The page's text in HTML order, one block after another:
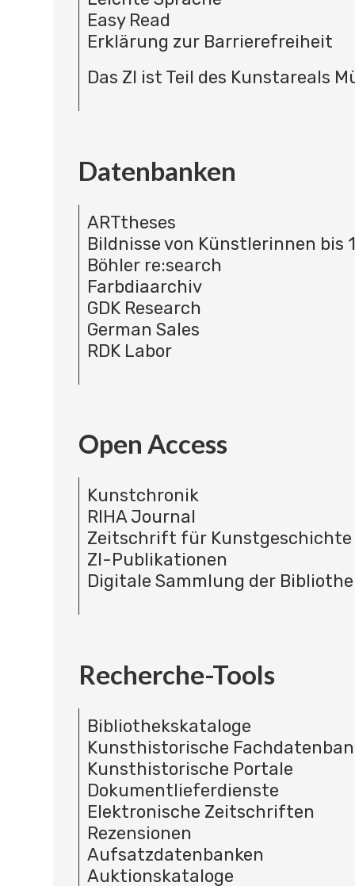
Easy Read
Erklärung zur Barrierefreiheit
Das ZI ist Teil des Kunstareals
Datenbanken
ARTtheses
Bildnisse von Künstlerinnen bis
Böhler re:search
Farbdiaarchiv
GDK Research
German Sales
RDK Labor
Open Access
Kunstchronik
RIHA Journal
Zeitschrift für Kunstgeschichte
ZI-Publikationen
Digitale Sammlung der
Recherche-Tools
Bibliothekskataloge
Kunsthistorische
Kunsthistorische Portale
Dokumentlieferdienste
Elektronische Zeitschriften
Rezensionen
Aufsatzdatenbanken
Auktionskataloge